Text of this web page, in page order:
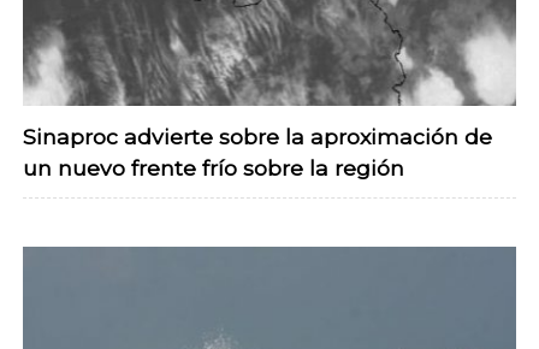
Sinaproc advierte sobre la aproximación de
un nuevo frente frío sobre la región